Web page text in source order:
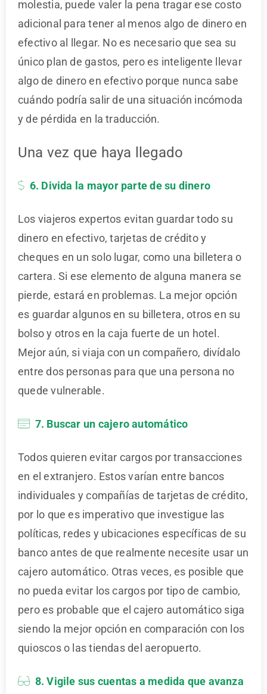
molestia, puede valer la pena tragar ese costo
adicional para tener al menos algo de dinero en
efectivo al llegar. No es necesario que sea su
único plan de gastos, pero es inteligente llevar
algo de dinero en efectivo porque nunca sabe
cuándo podría salir de una situación incómoda
y de pérdida en la traducción.
Una vez que haya llegado
6. Divida la mayor parte de su dinero
Los viajeros expertos evitan guardar todo su
dinero en efectivo, tarjetas de crédito y
cheques en un solo lugar, como una billetera o
cartera. Si ese elemento de alguna manera se
pierde, estará en problemas. La mejor opción
es guardar algunos en su billetera, otros en su
bolso y otros en la caja fuerte de un hotel.
Mejor aún, si viaja con un compañero, divídalo
entre dos personas para que una persona no
quede vulnerable.
7. Buscar un cajero automático
Todos quieren evitar cargos por transacciones
en el extranjero. Estos varían entre bancos
individuales y compañías de tarjetas de crédito,
por lo que es imperativo que investigue las
políticas, redes y ubicaciones específicas de su
banco antes de que realmente necesite usar un
cajero automático. Otras veces, es posible que
no pueda evitar los cargos por tipo de cambio,
pero es probable que el cajero automático siga
siendo la mejor opción en comparación con los
quioscos o las tiendas del aeropuerto.
8. Vigile sus cuentas a medida que avanza